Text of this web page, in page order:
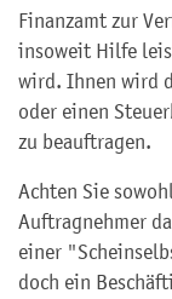
Finanzamt zur
insoweit Hilfe
wird. Ihnen wird
oder einen
zu beauftragen.
Achten Sie
Auftragnehmer
einer
doch ein